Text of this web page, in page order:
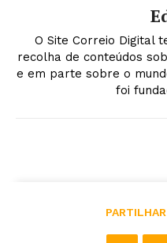
O Site Correio Digital
recolha de conteúdos
e em parte sobre o
foi